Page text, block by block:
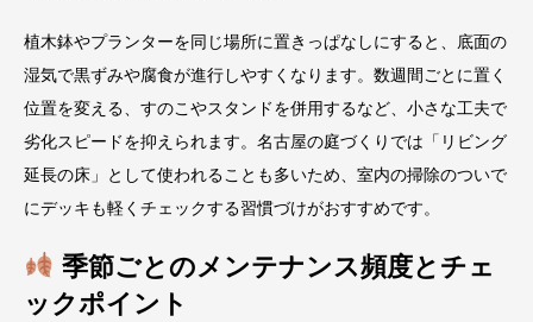
植木鉢やプランターを同じ場所に置きっぱなしにすると、底面の
湿気で黒ずみや腐食が進行しやすくなります。数週間ごとに置く
位置を変える、すのこやスタンドを併用するなど、小さな工夫で
劣化スピードを抑えられます。名古屋の庭づくりでは「リビング
延長の床」として使われることも多いため、室内の掃除のついで
にデッキも軽くチェックする習慣づけがおすすめです。
季節ごとのメンテナンス頻度とチェ
ックポイント